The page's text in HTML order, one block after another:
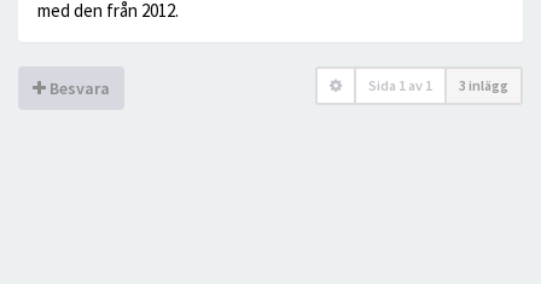
med den från 2012.
Besvara Sida 1 av 1 3 inlägg